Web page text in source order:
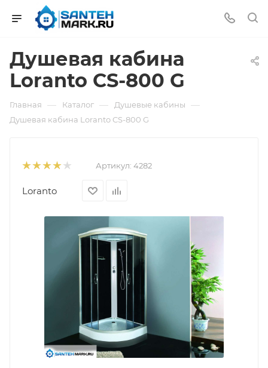
Душевая кабина
Loranto CS-800 G
Главная — Каталог — Душевые кабины —
Душевая кабина Loranto CS-800 G
Артикул: 4282
Loranto